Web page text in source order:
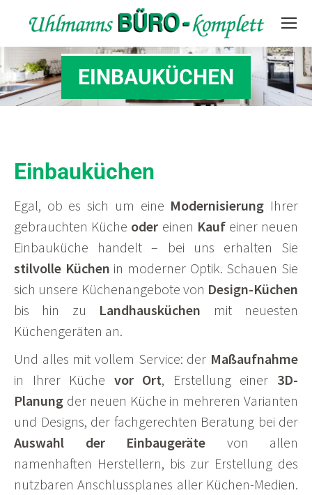
EINBAUKÜCHEN
Sie befinden sich hier:
Einbauküchen
Egal, ob es sich um eine Modernisierung Ihrer
gebrauchten Küche oder einen Kaufeiner neuen
Einbauküche handelt – bei uns erhalten Sie
stilvolle Küchen in moderner Optik. Schauen Sie
sich unsere Küchenangebote von Design-Küchen
bis hin zu Landhausküchen mit neuesten
Küchengeräten an.
Und alles mit vollem Service: der Maßaufnahme
in Ihrer Küche vor Ort, Erstellung einer 3D-
Planung der neuen Küche in mehreren Varianten
und Designs, der fachgerechten Beratung bei der
Auswahl der Einbaugeräte von allen
namenhaften Herstellern, bis zur Erstellung des
nutzbaren Anschlussplanes aller Küchen-Medien.